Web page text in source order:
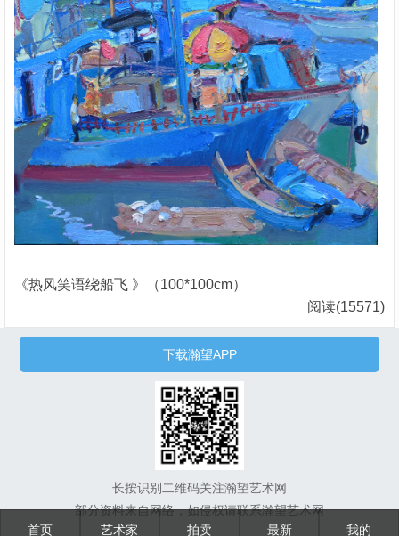
《热风笑语绕船飞 》（100*100cm）
阅读(15571)
下载瀚望APP
长按识别二维码关注瀚望艺术网
部分资料来自网络，如侵权请联系瀚望艺术网
首页
艺术家 拍卖 最新 我的